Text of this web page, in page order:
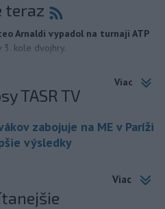
teraz
Arnaldi vypadol na turnaji ATP
kole dvojhry.
Viac
TASR TV
zabojuje na ME v Paríži
výsledky
Viac